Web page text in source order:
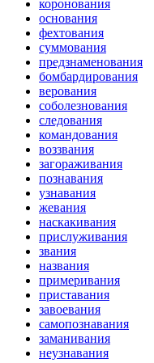
коронования
основания
фехтования
суммования
предзнаменования
бомбардирования
верования
соболезнования
следования
командования
воззвания
загораживания
познавания
узнавания
жевания
наскакивания
прислуживания
звания
названия
примеривания
приставания
завоевания
самопознавания
заманивания
неузнавания